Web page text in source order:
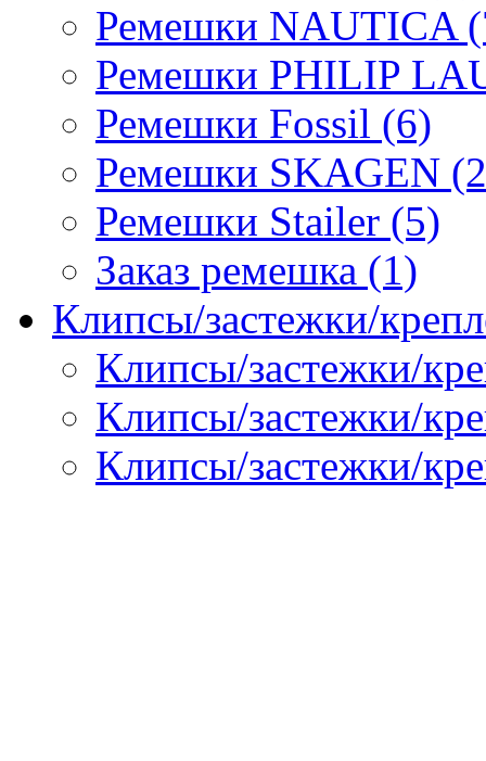
Ремешки NAUTICA
Ремешки PHILIP
Ремешки Fossil (6)
Ремешки SKAGEN
Ремешки Stailer (5)
Заказ ремешка (1)
Клипсы/застежки/
Клипсы/застежки/
Клипсы/застежки/
Клипсы/застежки/